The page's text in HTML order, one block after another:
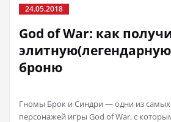
24.05.2018
God of War: как
броню
Гномы Брок и Синдри — одни из
персонажей игры God of War, с